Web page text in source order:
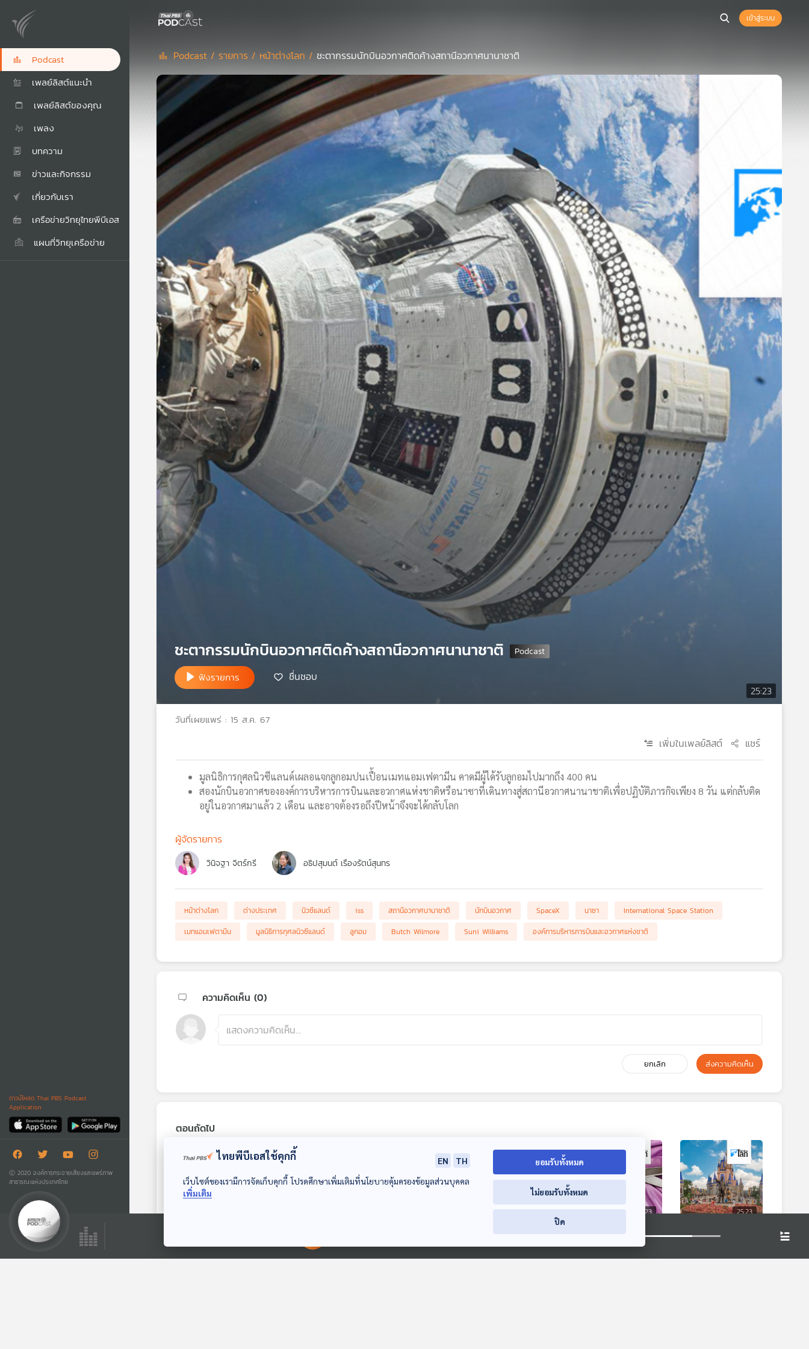
Podcast
เพลย์ลิสต์แนะนำ
เพลย์ลิสต์ของคุณ
เพลง
บทความ
ข่าวและกิจกรรม
เกี่ยวกับเรา
เครือข่ายวิทยุไทยพีบีเอส
แผนที่วิทยุเครือข่าย
ดาวน์โหลด Thai PBS Podcast
Application
Ⓒ 2020 องค์การกระจายเสียงและแพร่ภาพ
สาธารณะแห่งประเทศไทย
เข้าสู่ระบบ
Podcast / รายการ / หน้าต่างโลก / ชะตากรรมนักบินอวกาศติดค้างสถานีอวกาศนานาชาติ
25:23
ชะตากรรมนักบินอวกาศติดค้างสถานีอวกาศนานาชาติ
ฟังรายการ ชื่นชอบ
วันที่เผยแพร่ : 15 ส.ค. 67
เพิ่มในเพลย์ลิสต์ แชร์
มูลนิธิการกุศลนิวซีแลนด์เผลอแจกลูกอมปนเปื้อนเมทแอมเฟตามีน คาดมีผู้ได้รับลูกอมไปมากถึง 400 คน
สองนักบินอวกาศขององค์การบริหารการบินและอวกาศแห่งชาติหรือนาซาที่เดินทางสู่สถานีอวกาศนานาชาติเพื่อปฏิบัติภารกิจเพียง 8 วัน แต่กลับติด
อยู่ในอวกาศมาแล้ว 2 เดือน และอาจต้องรอถึงปีหน้าจึงจะได้กลับโลก
ผู้จัดรายการ
วินิจฐา จิตร์กรี อธิปสุมนต์ เรืองรัตน์สุนทร
หน้าต่างโลก ต่างประเทศ นิวซีแลนด์ iss สถานีอวกาศนานาชาติ นักบินอวกาศ SpaceX นาซา
International Space Station
เมทแอมเฟตามีน
มูลนิธิการกุศลนิวซีแลนด์ ลูกอม Butch Wilmore Suni Williams องค์การบริหารการบินและอวกาศแห่งชาติ
ความคิดเห็น (0)
ยกเลิก ส่งความคิดเห็น
ตอนถัดไป
พิษในสินค้า SHEIN
อาชีพของมนุษย์ เงิน
Copenpay ให้นัก
25:23
โลกต้องกังวลเอ็ม
พอกซ์ระลอกใหม่แค่
25:23
ญี่ปุ่นปิดสนามบิน 2
ชั่วโมง เพราะกรรไกร
25:23
ดิสนีย์ห้ามฟ้องกรณี
00:00:00
ไทยพีบีเอสใช้คุกกี้ EN
TH
เว็บไซต์ของเรามีการจัดเก็บคุกกี้ โปรดศึกษาเพิ่มเติมที่นโยบายคุ้มครองข้อมูลส่วนบุคคล
เพิ่มเติม
ยอมรับทั้งหมด
ไม่ยอมรับทั้งหมด
ปิด